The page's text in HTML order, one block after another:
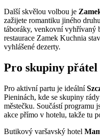
Další skvělou volbou je
zažijete romantiku jiného
táboráky, venkovní vyhřívaný
restaurace Zamek Kuchnia
vyhlášené dezerty.
Pro skupiny
Pro aktivní partu je ideální
Pieninách, kde se skupiny
městečku. Součástí programu
akce přímo v hotelu, takže tu
Butikový varšavský hotel